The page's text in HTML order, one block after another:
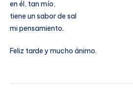
en él, tan mío,
tiene un sabor de sal
mi pensamiento.
Feliz tarde y mucho ánimo.